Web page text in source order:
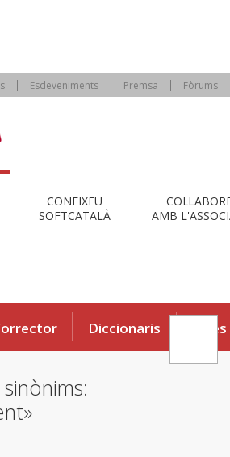
Esdeveniments Premsa Fòrums
CONEIXEU
SOFTCATALÀ
AMB
Diccionaris Eines